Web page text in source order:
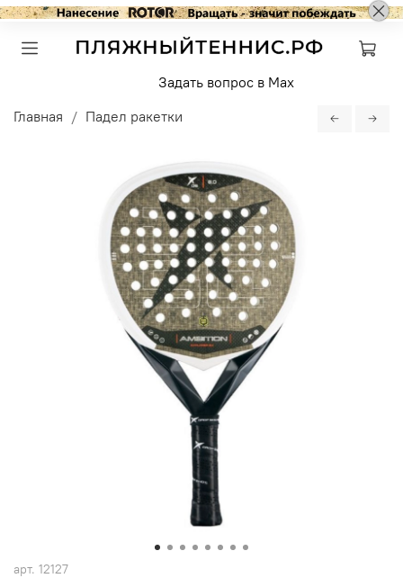
Задать вопрос в Max
Главная
Падел ракетки
арт. 12127